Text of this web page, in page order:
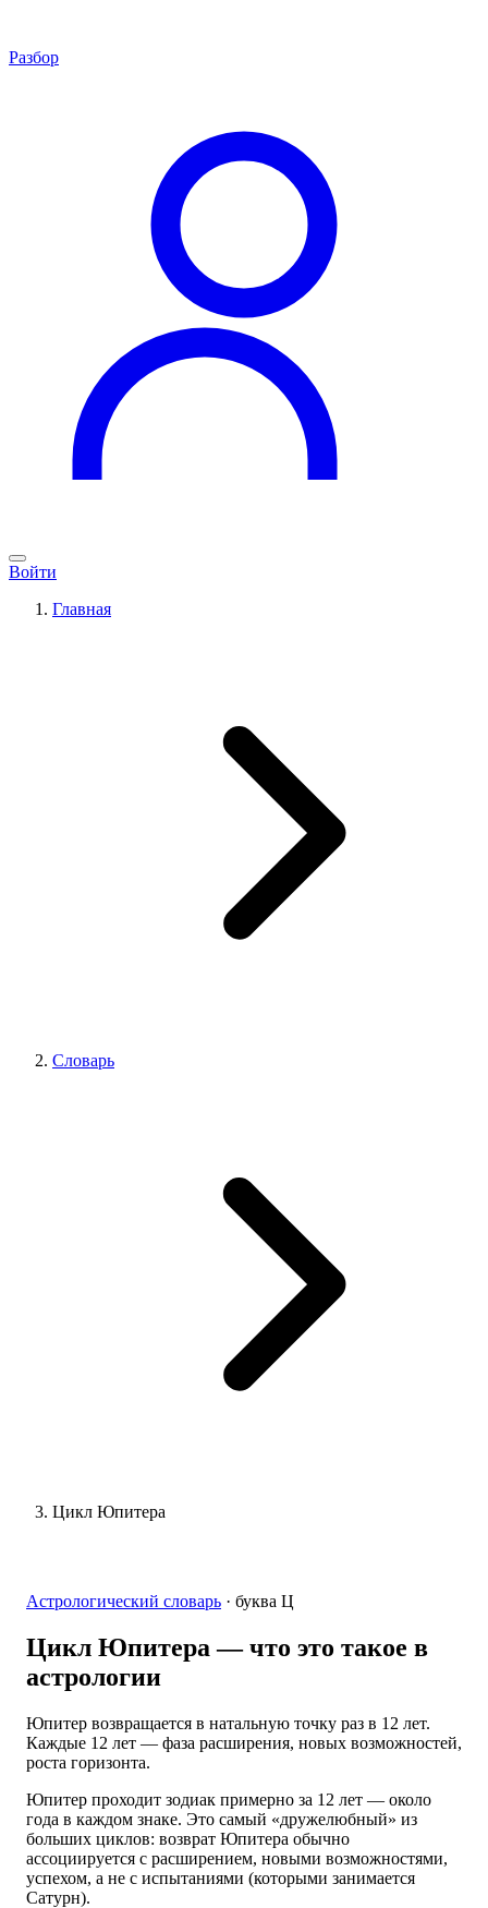
Разбор
Войти
Главная
Словарь
Цикл Юпитера
Астрологический словарь · буква Ц
Цикл Юпитера — что это такое в
астрологии
Юпитер возвращается в натальную точку раз в 12 лет.
Каждые 12 лет — фаза расширения, новых возможностей,
роста горизонта.
Юпитер проходит зодиак примерно за 12 лет — около
года в каждом знаке. Это самый «дружелюбный» из
больших циклов: возврат Юпитера обычно
ассоциируется с расширением, новыми возможностями,
успехом, а не с испытаниями (которыми занимается
Сатурн).